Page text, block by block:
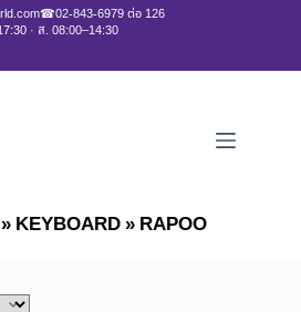
☎02-843-6979 ต่อ 126
· ส. 08:00–14:30
KEYBOARD»RAPOO